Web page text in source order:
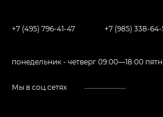
+7 (495) 796-41-47 +7 (985) 338-
понедельник - четверг 09:00—18:00
Мы в соц.сетях